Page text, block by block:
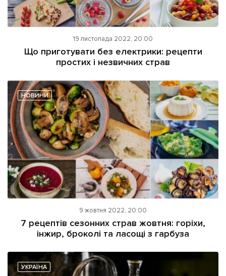
19 листопада 2022, 20:00
Що приготувати без електрики: рецепти
простих і незвичних страв
НОВИНИ
9 жовтня 2022, 20:00
7 рецептів сезонних страв жовтня: горіхи,
інжир, броколі та ласощі з гарбуза
УКРАЇНА